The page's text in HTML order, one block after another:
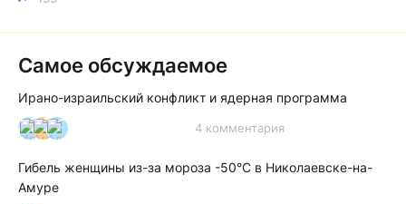
Самое обсуждаемое
Ирано-израильский конфликт и ядерная программа
И А А 4 комментария
Гибель женщины из-за мороза -50°C в Николаевске-на-
Амуре